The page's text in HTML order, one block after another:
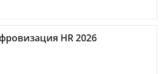
HR 2026